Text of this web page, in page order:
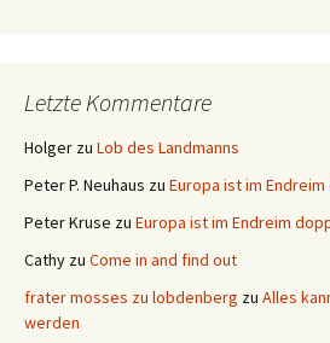
Letzte Kommentare
Holger zu Lob des Landmanns
Peter P. Neuhaus zu Europa ist im
Peter Kruse zu Europa ist im Endreim
Cathy zu Come in and find out
frater mosses zu lobdenberg zu Alles
werden